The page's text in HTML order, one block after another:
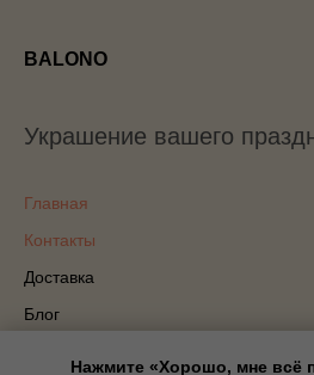
Нажмите «Хорошо, мне всё
BALONO
Украшение вашего
Главная
Контакты
Доставка
Блог